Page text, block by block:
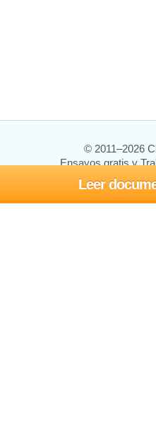
Leer
© 2011–2026
Ensayos gratis y